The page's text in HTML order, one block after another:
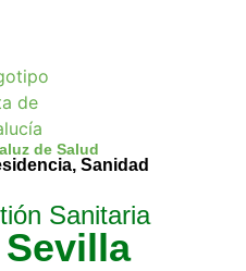
de Salud
Sanidad
Sanitaria